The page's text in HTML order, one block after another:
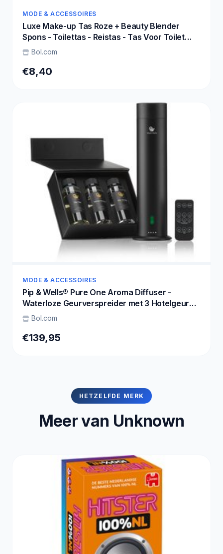
MODE & ACCESSOIRES
Luxe Make-up Tas Roze + Beauty Blender
Spons - Toilettas - Reistas - Tas Voor Toilet
Artikelen - Beauty case - Cosmetica tas -
Skincare Organizer - Reis Toilettas -
Bol.com
€8,40
MODE & ACCESSOIRES
Pip & Wells® Pure One Aroma Diffuser -
Waterloze Geurverspreider met 3 Hotelgeuren
– Etherische Olie - 120ml per Geur – Mat Zwart
- Inclusief Afstandsbediening & Oplader
Bol.com
€139,95
HETZELFDE MERK
Meer van Unknown